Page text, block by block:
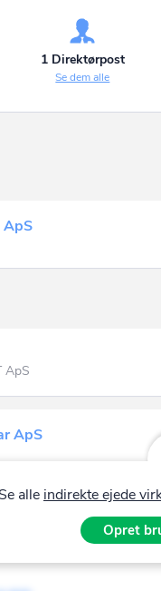
1 Direktørpost
Se dem alle
ApS
ApS
ApS
Se alle indirekte ejede
Opret